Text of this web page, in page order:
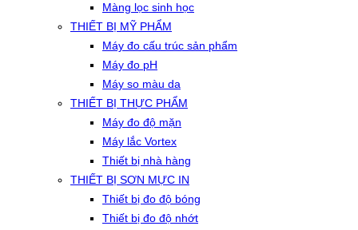
Màng lọc sinh học
THIẾT BỊ MỸ PHẨM
Máy đo cấu trúc sản phẩm
Máy đo pH
Máy so màu da
THIẾT BỊ THỰC PHẨM
Máy đo độ mặn
Máy lắc Vortex
Thiết bị nhà hàng
THIẾT BỊ SƠN MỰC IN
Thiết bị đo độ bóng
Thiết bị đo độ nhớt